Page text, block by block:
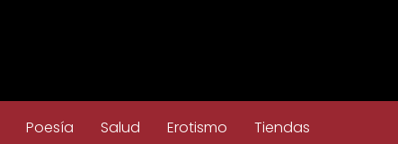
Poesía Salud Erotismo Tiendas